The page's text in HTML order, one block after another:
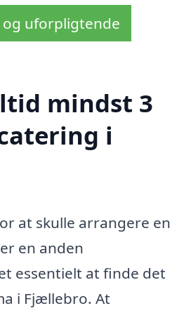
uforpligtende
mindst 3
i
at skulle arrangere en
en anden
essentielt at finde det
i Fjællebro. At